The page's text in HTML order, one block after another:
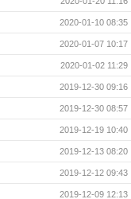
2020-01-10 08:35
2020-01-07 10:17
2020-01-02 11:29
2019-12-30 09:16
2019-12-30 08:57
2019-12-19 10:40
2019-12-13 08:20
2019-12-12 09:43
2019-12-09 12:13